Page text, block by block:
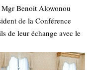
Benoit Alowonou
de la Conférence
de leur échange avec le